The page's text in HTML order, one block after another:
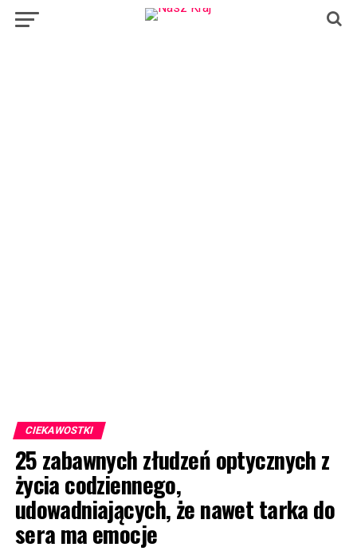
CIEKAWOSTKI
25 zabawnych złudzeń optycznych z
życia codziennego,
udowadniających, że nawet tarka do
sera ma emocje